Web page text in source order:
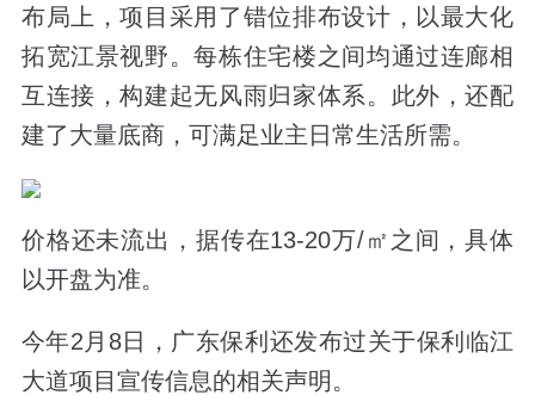
布局上，项目采用了错位排布设计，以最大化
拓宽江景视野。每栋住宅楼之间均通过连廊相
互连接，构建起无风雨归家体系。此外，还配
建了大量底商，可满足业主日常生活所需。
价格还未流出，据传在13-20万/㎡之间，具体
以开盘为准。
今年2月8日，广东保利还发布过关于保利临江
大道项目宣传信息的相关声明。